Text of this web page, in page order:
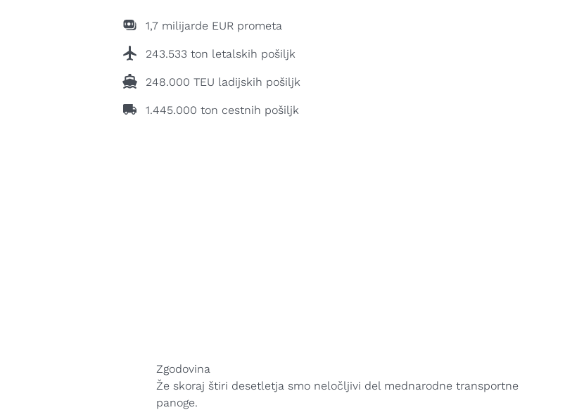
1,7 milijarde EUR prometa
243.533 ton letalskih pošiljk
248.000 TEU ladijskih pošiljk
1.445.000 ton cestnih pošiljk
Zgodovina
Že skoraj štiri desetletja smo neločljivi del mednarodne transportne
panoge.